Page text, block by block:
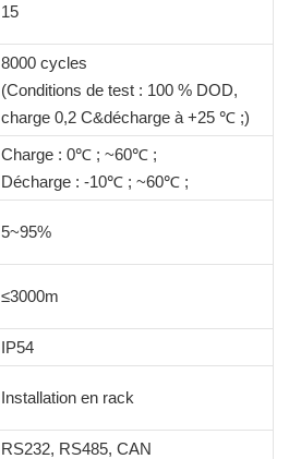
15
8000 cycles
(Conditions de test : 100 % DOD,
charge 0,2 C&décharge à +25 ℃ ;)
Charge : 0℃ ; ~60℃ ;
Décharge : -10℃ ; ~60℃ ;
5~95%
≤3000m
IP54
Installation en rack
RS232, RS485, CAN